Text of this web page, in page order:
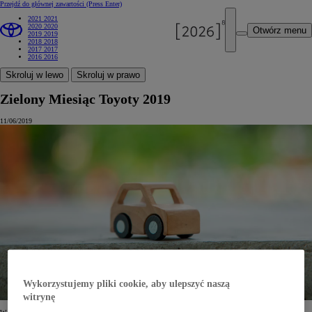
Przejdź do głównej zawartości (Press Enter)
Otwórz menu
2021 2021
2020 2020
2019 2019
2018 2018
2017 2017
2016 2016
Skroluj w lewo Skroluj w prawo
Zielony Miesiąc Toyoty 2019
11/06/2019
Wykorzystujemy pliki cookie, aby ulepszyć naszą
witrynę